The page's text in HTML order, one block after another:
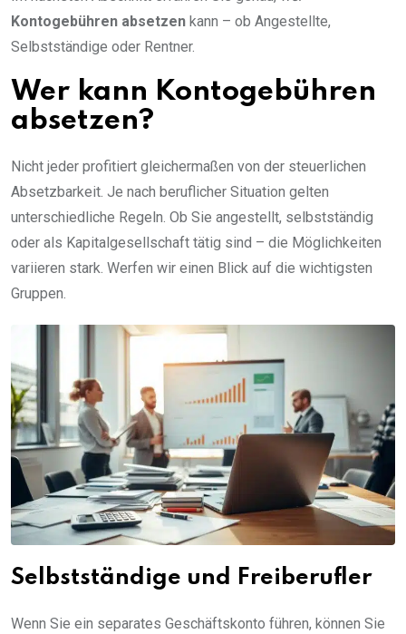
Kontogebühren absetzen kann – ob Angestellte,
Selbstständige oder Rentner.
Wer kann Kontogebühren
absetzen?
Nicht jeder profitiert gleichermaßen von der steuerlichen
Absetzbarkeit. Je nach beruflicher Situation gelten
unterschiedliche Regeln. Ob Sie angestellt, selbstständig
oder als Kapitalgesellschaft tätig sind – die Möglichkeiten
variieren stark. Werfen wir einen Blick auf die wichtigsten
Gruppen.
Selbstständige und Freiberufler
Wenn Sie ein separates Geschäftskonto führen, können Sie